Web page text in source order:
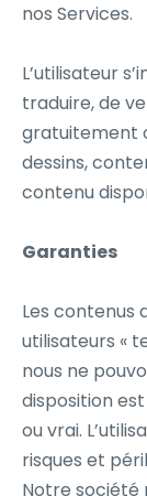
nos Services.
L’utilisateur
traduire, de
gratuitement
dessins,
contenu
Garanties
Les contenus
utilisateurs «
nous ne
disposition
ou vrai.
risques et
Notre société